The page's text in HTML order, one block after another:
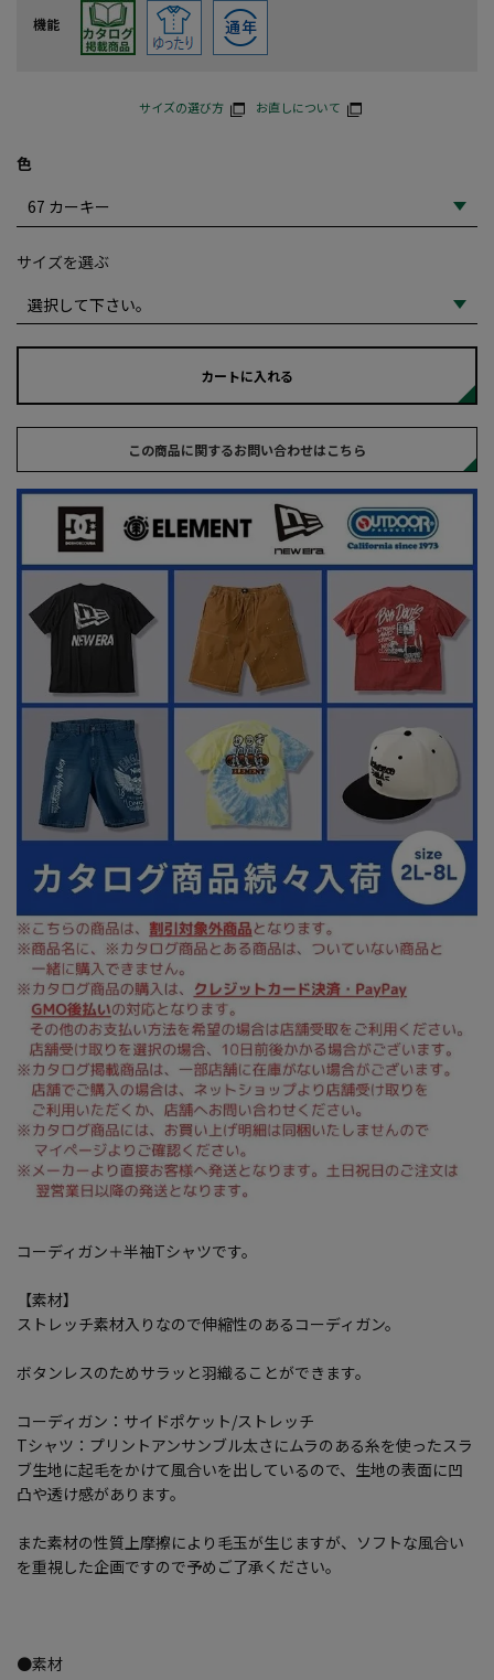
機能
サイズの選び方 お直しについて
色
サイズを選ぶ
カートに入れる
この商品に関するお問い合わせはこちら
コーディガン＋半袖Tシャツです。
【素材】
ストレッチ素材入りなので伸縮性のあるコーディガン。
ボタンレスのためサラッと羽織ることができます。
コーディガン：サイドポケット/ストレッチ
Tシャツ：プリントアンサンブル太さにムラのある糸を使ったスラ
ブ生地に起毛をかけて風合いを出しているので、生地の表面に凹
凸や透け感があります。
また素材の性質上摩擦により毛玉が生じますが、ソフトな風合い
を重視した企画ですので予めご了承ください。
●素材